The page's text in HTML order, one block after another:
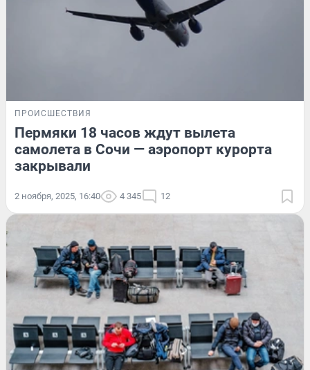
ПРОИСШЕСТВИЯ
Пермяки 18 часов ждут вылета
самолета в Сочи — аэропорт курорта
закрывали
2 ноября, 2025, 16:40 4 345 12